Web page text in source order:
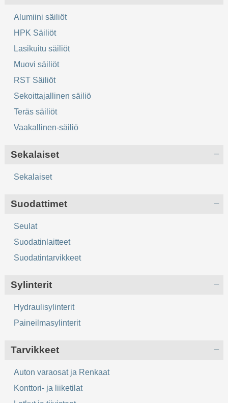
Alumiini säiliöt
HPK Säiliöt
Lasikuitu säiliöt
Muovi säiliöt
RST Säiliöt
Sekoittajallinen säiliö
Teräs säiliöt
Vaakallinen-säiliö
Sekalaiset
Sekalaiset
Suodattimet
Seulat
Suodatinlaitteet
Suodatintarvikkeet
Sylinterit
Hydraulisylinterit
Paineilmasylinterit
Tarvikkeet
Auton varaosat ja Renkaat
Konttori- ja liiketilat